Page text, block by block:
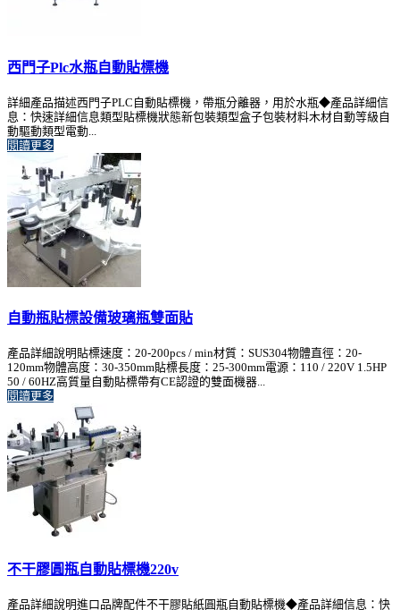
西門子Plc水瓶自動貼標機
詳細產品描述西門子PLC自動貼標機，帶瓶分離器，用於水瓶◆產品詳細信
息：快速詳細信息類型貼標機狀態新包裝類型盒子包裝材料木材自動等級自
動驅動類型電動...
閱讀更多
自動瓶貼標設備玻璃瓶雙面貼
產品詳細說明貼標速度：20-200pcs / min材質：SUS304物體直徑：20-
120mm物體高度：30-350mm貼標長度：25-300mm電源：110 / 220V 1.5HP
50 / 60HZ高質量自動貼標帶有CE認證的雙面機器...
閱讀更多
不干膠圓瓶自動貼標機220v
產品詳細說明進口品牌配件不干膠貼紙圓瓶自動貼標機◆產品詳細信息：快